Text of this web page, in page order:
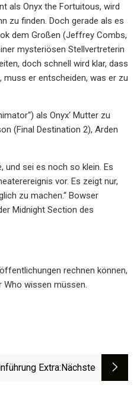
als Onyx the Fortuitous, wird
zu finden. Doch gerade als es
dem Großen (Jeffrey Combs,
mysteriösen Stellvertreterin
doch schnell wird klar, dass
muss er entscheiden, was er zu
als Onyx‘ Mutter zu
(Final Destination 2), Arden
und sei es noch so klein. Es
vor. Es zeigt nur,
zu machen.“ Bowser
Midnight Section des
rechnen können,
wissen müssen.
Extra:nächste